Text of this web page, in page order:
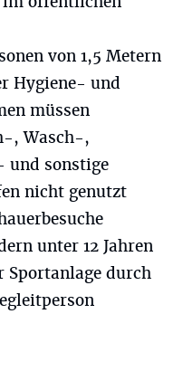
von 1,5 Metern
Hygiene- und
müssen
, Wasch-,
und sonstige
nicht genutzt
unter 12 Jahren
Sportanlage durch